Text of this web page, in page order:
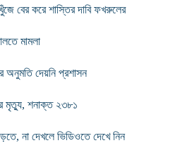
বের করে শাস্তির দাবি ফখরুলের
মামলা
অনুমতি দেয়নি প্রশাসন
মৃত্যু, শনাক্ত ২৩৮১
না দেখলে ভিডিওতে দেখে নিন